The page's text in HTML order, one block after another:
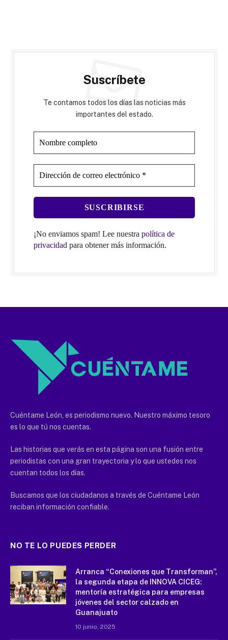
Suscríbete
Te contamos todos los días las noticias más
importantes del estado.
¡No enviamos spam! Lee nuestra política de
privacidad para obtener más información.
Cuéntame León, es periodismo nuevo. Nuestro máximo tesoro
es lo que tú nos cuentas.
Las historias que verás en esta página son una fusión entre
periodistas con una gran trayectoria y lo que ustedes nos
cuentan todos los días.
Buscamos que los ciudadanos a través de Cuéntame León
reciban información confiable.
NO TE LO PUEDES PERDER
Arranca “Conexiones que Transforman”,
la segunda etapa de INNOVA CICEG:
mentoría estratégica para empresas
jóvenes del sector calzado en
Guanajuato
10 junio, 2025